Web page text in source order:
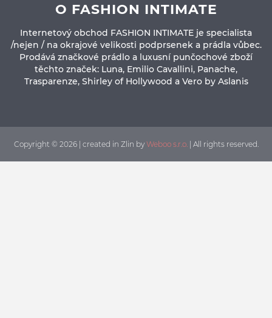
O FASHION INTIMATE
Internetový obchod FASHION INTIMATE je specialista
/nejen / na okrajové velikosti podprsenek a prádla vůbec.
Prodává značkové prádlo a luxusní punčochové zboží
těchto značek: Luna, Emilio Cavallini, Panache,
Trasparenze, Shirley of Hollywood a Vero by Aslanis
Copyright © 2026 | created in Zlin by Weboo s.r.o. | All rights reserved.